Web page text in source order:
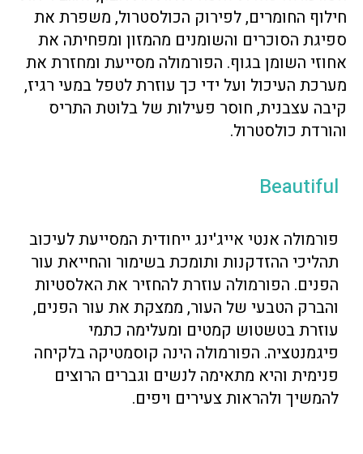
חילוף החומרים, לפירוק הכולסטרול, משפרת את
ספיגת הסוכרים והשומנים מהמזון ומפחיתה את
אחוזי השומן בגוף. הפורמולה מסייעת ומחזרת את
מערכת העיכול ועל ידי כך עוזרת לטפל במעי רגיז,
קיבה עצבנית, חוסר פעילות של בלוטת התריס
והורדת כולסטרול.
Beautiful
פורמולה אנטי אייג'ינג ייחודית המסייעת לעיכוב
תהליכי ההזדקנות ותומכת בשימור והחייאת עור
הפנים. הפורמולה עוזרת להחזיר את האלסטיות
והברק הטבעי של העור, ממצקת את עור הפנים,
עוזרת בטשטוש קמטים ומעלימה כתמי
פיגמנטציה. הפורמולה הינה קוסמטיקה בלקיחה
פנימית והיא מתאימה לנשים וגברים הרוצים
להמשיך ולהראות צעירים ויפים.